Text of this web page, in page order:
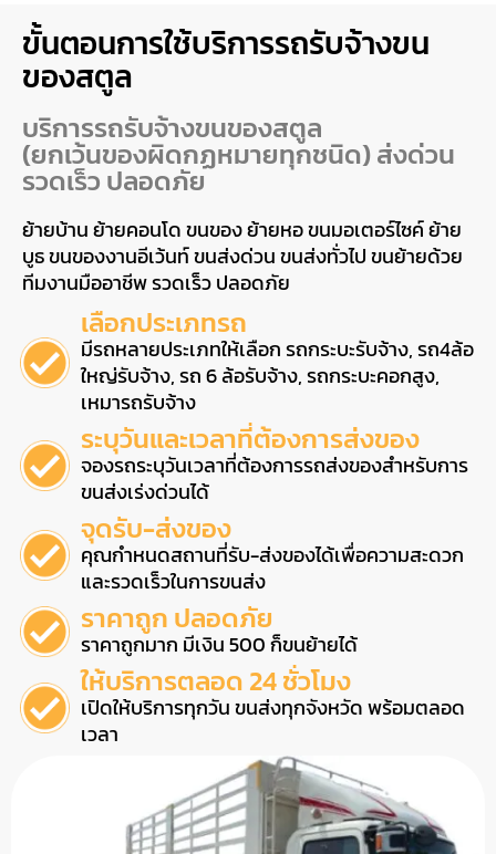
ขั้นตอนการใช้บริการรถรับจ้างขน
ของสตูล
บริการรถรับจ้างขนของสตูล
(ยกเว้นของผิดกฏหมายทุกชนิด) ส่งด่วน
รวดเร็ว ปลอดภัย
ย้ายบ้าน ย้ายคอนโด ขนของ ย้ายหอ ขนมอเตอร์ไซค์ ย้าย
บูธ ขนของงานอีเว้นท์ ขนส่งด่วน ขนส่งทั่วไป ขนย้ายด้วย
ทีมงานมืออาชีพ รวดเร็ว ปลอดภัย
เลือกประเภทรถ
มีรถหลายประเภทให้เลือก รถกระบะรับจ้าง, รถ4ล้อ
ใหญ่รับจ้าง, รถ 6 ล้อรับจ้าง, รถกระบะคอกสูง,
เหมารถรับจ้าง
ระบุวันและเวลาที่ต้องการส่งของ
จองรถระบุวันเวลาที่ต้องการรถส่งของสำหรับการ
ขนส่งเร่งด่วนได้
จุดรับ-ส่งของ
คุณกำหนดสถานที่รับ-ส่งของได้เพื่อความสะดวก
และรวดเร็วในการขนส่ง
ราคาถูก ปลอดภัย
ราคาถูกมาก มีเงิน 500 ก็ขนย้ายได้
ให้บริการตลอด 24 ชั่วโมง
เปิดให้บริการทุกวัน ขนส่งทุกจังหวัด พร้อมตลอด
เวลา